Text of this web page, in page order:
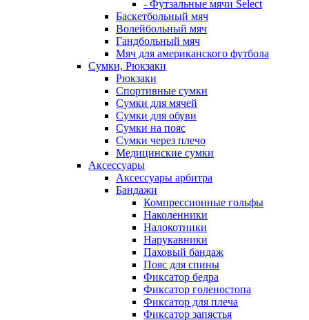
- Футзальные мячи Select
Баскетбольный мяч
Волейбольный мяч
Гандбольный мяч
Мяч для американского футбола
Сумки, Рюкзаки
Рюкзаки
Спортивные сумки
Сумки для мячей
Сумки для обуви
Сумки на пояс
Сумки через плечо
Медицинские сумки
Аксессуары
Аксессуары арбитра
Бандажи
Компрессионные гольфы
Наколенники
Налокотники
Нарукавники
Паховый бандаж
Пояс для спины
Фиксатор бедра
Фиксатор голеностопа
Фиксатор для плеча
Фиксатор запястья